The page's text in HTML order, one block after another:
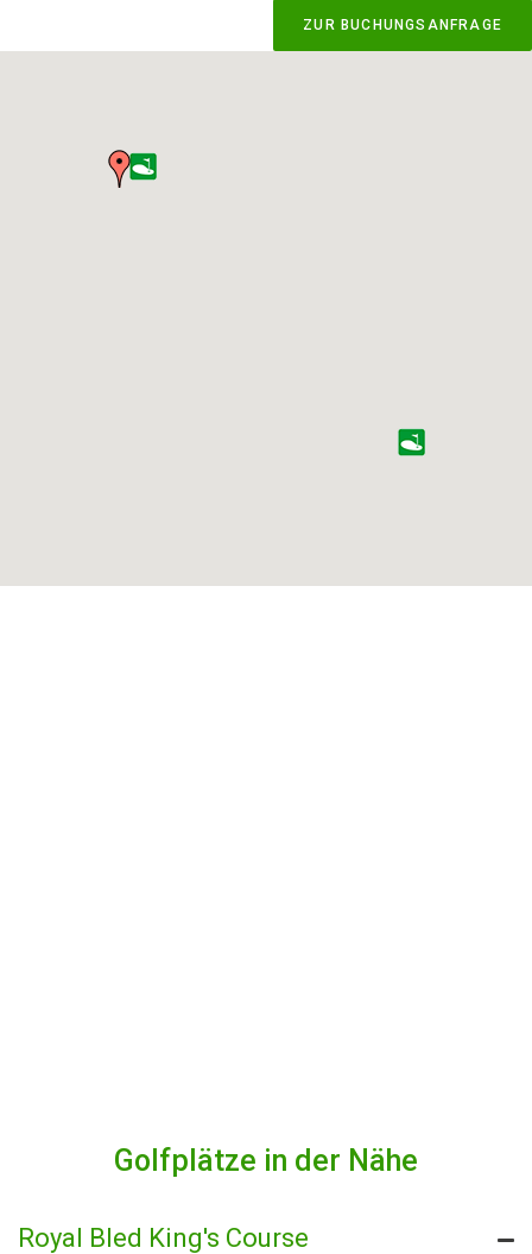
ZUR BUCHUNGSANFRAGE
Golfplätze in der Nähe
Royal Bled King's Course